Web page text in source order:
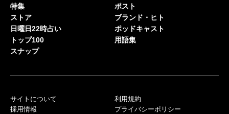
特集
ストア
日曜日22時占い
トップ100
スナップ
ポスト
ブランド・ヒト
ポッドキャスト
用語集
サイトについて
採用情報
利用規約
プライバシーポリシー